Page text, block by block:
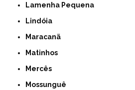
Lamenha Pequena
Lindóia
Maracanã
Matinhos
Mercês
Mossunguê